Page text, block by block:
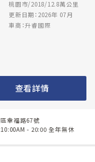
桃園市/2018/12.8萬公里
更新日期：2026年 07月
車商：升睿國際
查看詳情
幸福路67號
- 20:00 全年無休